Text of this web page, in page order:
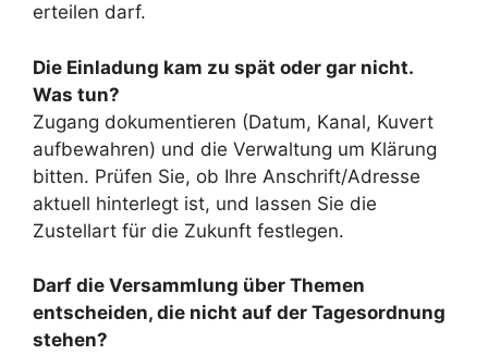
erteilen darf.
Die Einladung kam zu spät oder gar nicht.
Was tun?
Zugang dokumentieren (Datum, Kanal, Kuvert
aufbewahren) und die Verwaltung um Klärung
bitten. Prüfen Sie, ob Ihre Anschrift/Adresse
aktuell hinterlegt ist, und lassen Sie die
Zustellart für die Zukunft festlegen.
Darf die Versammlung über Themen
entscheiden, die nicht auf der Tagesordnung
stehen?